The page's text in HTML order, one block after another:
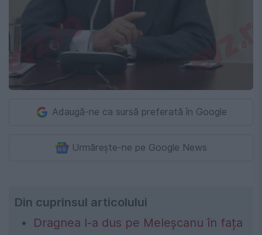
Adaugă-ne ca sursă preferată în Google
Urmărește-ne pe Google News
Din cuprinsul articolului
Dragnea l-a dus pe Meleșcanu în fața